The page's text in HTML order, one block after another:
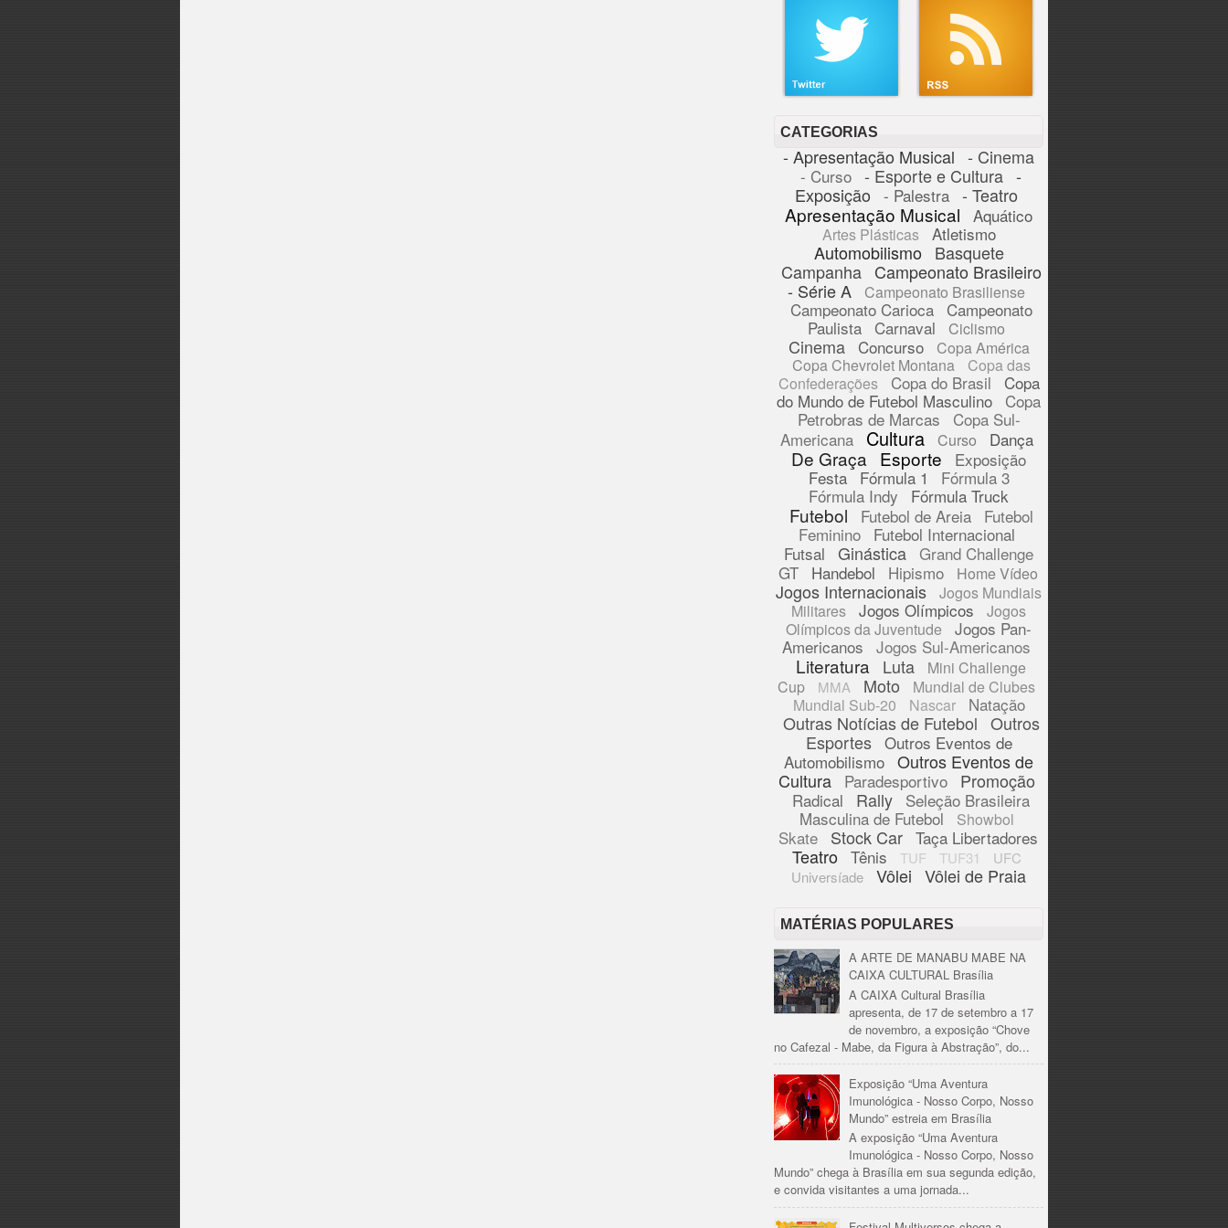
CATEGORIAS
- Apresentação Musical - Cinema
- Curso - Esporte e Cultura -
Exposição - Palestra - Teatro
Apresentação Musical Aquático
Artes Plásticas Atletismo
Automobilismo
Basquete
Campanha Campeonato Brasileiro
- Série A
Campeonato Brasiliense
Campeonato Carioca
Campeonato
Paulista Carnaval Ciclismo
Cinema Concurso
Copa América
Copa Chevrolet Montana
Copa das
Confederações
Copa do Brasil Copa
do Mundo de Futebol Masculino Copa
Petrobras de Marcas
Copa Sul-
Americana
Cultura Curso Dança
De Graça Esporte
Exposição
Festa
Fórmula 1
Fórmula 3
Fórmula Indy
Fórmula Truck
Futebol Futebol de Areia
Futebol
Feminino
Futebol Internacional
Futsal Ginástica Grand Challenge
GT Handebol Hipismo Home Vídeo
Jogos Internacionais
Jogos Mundiais
Militares
Jogos Olímpicos
Jogos
Olímpicos da Juventude
Jogos Pan-
Americanos Jogos Sul-Americanos
Literatura Luta
Mini Challenge
Cup
MMA Moto
Mundial de Clubes
Mundial Sub-20
Nascar Natação
Outras Notícias de Futebol Outros
Esportes Outros Eventos de
Automobilismo Outros Eventos de
Cultura
Paradesportivo Promoção
Radical Rally Seleção Brasileira
Masculina de Futebol
Showbol
Skate Stock Car Taça Libertadores
Teatro Tênis TUF TUF31
UFC
Universíade
Vôlei Vôlei de Praia
MATÉRIAS POPULARES
A ARTE DE MANABU MABE NA
CAIXA CULTURAL Brasília
A CAIXA Cultural Brasília
apresenta, de 17 de setembro a 17
de novembro, a exposição “Chove
no Cafezal - Mabe, da Figura à Abstração”, do...
Exposição “Uma Aventura
Imunológica - Nosso Corpo, Nosso
Mundo” estreia em Brasília
A exposição “Uma Aventura
Imunológica - Nosso Corpo, Nosso
Mundo” chega à Brasília em sua segunda edição,
e convida visitantes a uma jornada...